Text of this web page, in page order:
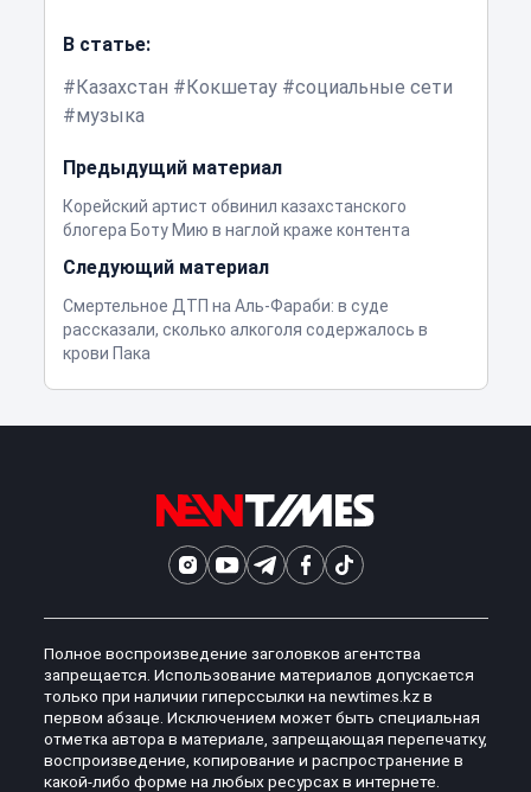
В статье:
Казахстан
Кокшетау
социальные сети
музыка
Предыдущий материал
Корейский артист обвинил казахстанского
блогера Боту Мию в наглой краже контента
Следующий материал
Смертельное ДТП на Аль-Фараби: в суде
рассказали, сколько алкоголя содержалось в
крови Пака
Полное воспроизведение заголовков агентства
запрещается. Использование материалов допускается
только при наличии гиперссылки на newtimes.kz в
первом абзаце. Исключением может быть специальная
отметка автора в материале, запрещающая перепечатку,
воспроизведение, копирование и распространение в
какой-либо форме на любых ресурсах в интернете.